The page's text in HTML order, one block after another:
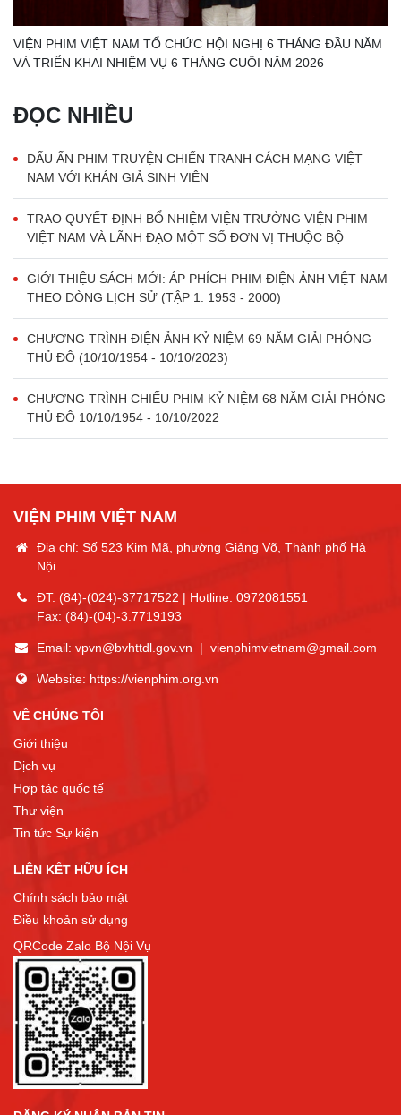
VIỆN PHIM VIỆT NAM TỔ CHỨC HỘI NGHỊ 6 THÁNG ĐẦU NĂM
VÀ TRIỂN KHAI NHIỆM VỤ 6 THÁNG CUỐI NĂM 2026
ĐỌC NHIỀU
DẤU ẤN PHIM TRUYỆN CHIẾN TRANH CÁCH MẠNG VIỆT
NAM VỚI KHÁN GIẢ SINH VIÊN
TRAO QUYẾT ĐỊNH BỔ NHIỆM VIỆN TRƯỞNG VIỆN PHIM
VIỆT NAM VÀ LÃNH ĐẠO MỘT SỐ ĐƠN VỊ THUỘC BỘ
GIỚI THIỆU SÁCH MỚI: ÁP PHÍCH PHIM ĐIỆN ẢNH VIỆT NAM
THEO DÒNG LỊCH SỬ (TẬP 1: 1953 - 2000)
CHƯƠNG TRÌNH ĐIỆN ẢNH KỶ NIỆM 69 NĂM GIẢI PHÓNG
THỦ ĐÔ (10/10/1954 - 10/10/2023)
CHƯƠNG TRÌNH CHIẾU PHIM KỶ NIỆM 68 NĂM GIẢI PHÓNG
THỦ ĐÔ 10/10/1954 - 10/10/2022
VIỆN PHIM VIỆT NAM
Địa chỉ: Số 523 Kim Mã, phường Giảng Võ, Thành phố Hà
Nội
ĐT: (84)-(024)-37717522 | Hotline: 0972081551
Fax: (84)-(04)-3.7719193
Email: vpvn@bvhttdl.gov.vn | vienphimvietnam@gmail.com
Website: https://vienphim.org.vn
VỀ CHÚNG TÔI
Giới thiệu
Dịch vụ
Hợp tác quốc tế
Thư viện
Tin tức Sự kiện
LIÊN KẾT HỮU ÍCH
Chính sách bảo mật
Điều khoản sử dụng
QRCode Zalo Bộ Nội Vụ